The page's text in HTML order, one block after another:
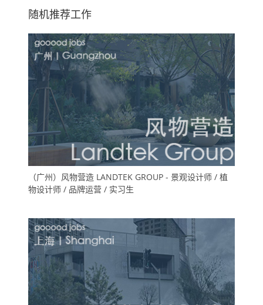
随机推荐工作
（广州）风物营造 LANDTEK GROUP - 景观设计师 / 植
物设计师 / 品牌运营 / 实习生